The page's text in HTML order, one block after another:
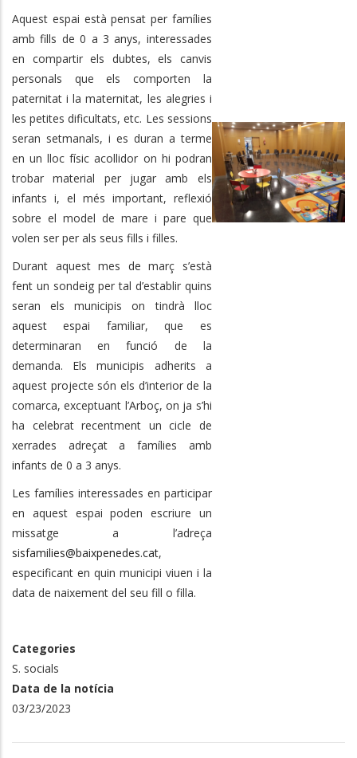
Aquest espai està pensat per famílies
amb fills de 0 a 3 anys, interessades
en compartir els dubtes, els canvis
personals que els comporten la
paternitat i la maternitat, les alegries i
les petites dificultats, etc. Les sessions
seran setmanals, i es duran a terme
en un lloc físic acollidor on hi podran
trobar material per jugar amb els
infants i, el més important, reflexió
sobre el model de mare i pare que
volen ser per als seus fills i filles.
Durant aquest mes de març s’està
fent un sondeig per tal d’establir quins
seran els municipis on tindrà lloc
aquest espai familiar, que es
determinaran en funció de la
demanda. Els municipis adherits a
aquest projecte són els d’interior de la
comarca, exceptuant l’Arboç, on ja s’hi
ha celebrat recentment un cicle de
xerrades adreçat a famílies amb
infants de 0 a 3 anys.
Les famílies interessades en participar
en aquest espai poden escriure un
missatge a l’adreça
sisfamilies@baixpenedes.cat,
especificant en quin municipi viuen i la
data de naixement del seu fill o filla.
Categories
S. socials
Data de la notícia
03/23/2023